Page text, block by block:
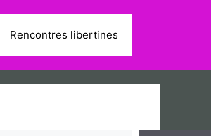
Rencontres libertines